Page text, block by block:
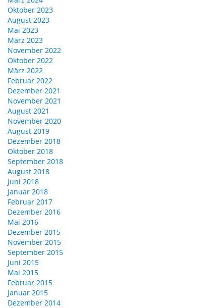
Oktober 2023
August 2023
Mai 2023
März 2023
November 2022
Oktober 2022
März 2022
Februar 2022
Dezember 2021
November 2021
August 2021
November 2020
August 2019
Dezember 2018
Oktober 2018
September 2018
August 2018
Juni 2018
Januar 2018
Februar 2017
Dezember 2016
Mai 2016
Dezember 2015
November 2015
September 2015
Juni 2015
Mai 2015
Februar 2015
Januar 2015
Dezember 2014